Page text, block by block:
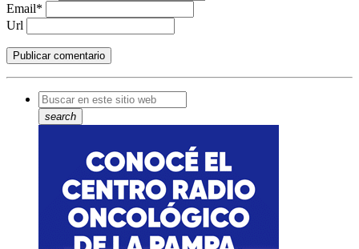
Email*
Url
search